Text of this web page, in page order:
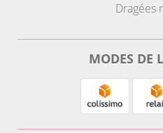
Dragées
MODES DE